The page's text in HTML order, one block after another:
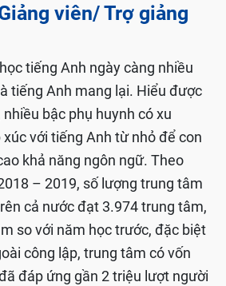
viên/ Trợ giảng
tiếng Anh ngày càng nhiều
tiếng Anh mang lại. Hiểu được
bậc phụ huynh có xu
với tiếng Anh từ nhỏ để con
khả năng ngôn ngữ. Theo
– 2019, số lượng trung tâm
cả nước đạt 3.974 trung tâm,
so với năm học trước, đặc biệt
công lập, trung tâm có vốn
đáp ứng gần 2 triệu lượt người